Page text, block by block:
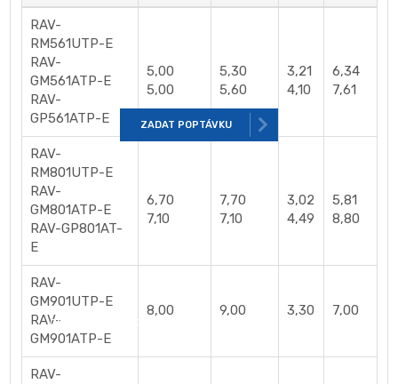
Přesná distribuce vzduchu
Nadčasový design krycího panelu, který je součástí
Krycí panel lze snadno vyjmout a vyčistit
Přesná regulace teploty, tichý provoz
Ovladač jako příslušenství
RAV-
RM561UTP-E
RAV-
GM561ATP-E
RAV-
GP561ATP-E
5,00
5,00
5,30
5,60
3,21
4,10
6,34
7,61
RAV-
RM801UTP-E
RAV-
GM801ATP-E
RAV-GP801AT-
E
6,70
7,10
7,70
7,10
3,02
4,49
5,81
8,80
RAV-
GM901UTP-E
RAV-
GM901ATP-E
8,00 9,00 3,30 7,00
RAV-
Kód produktu:
ZADAT POPTÁVKU
Ochotně vám poradíme
obchod@air-matyas.cz